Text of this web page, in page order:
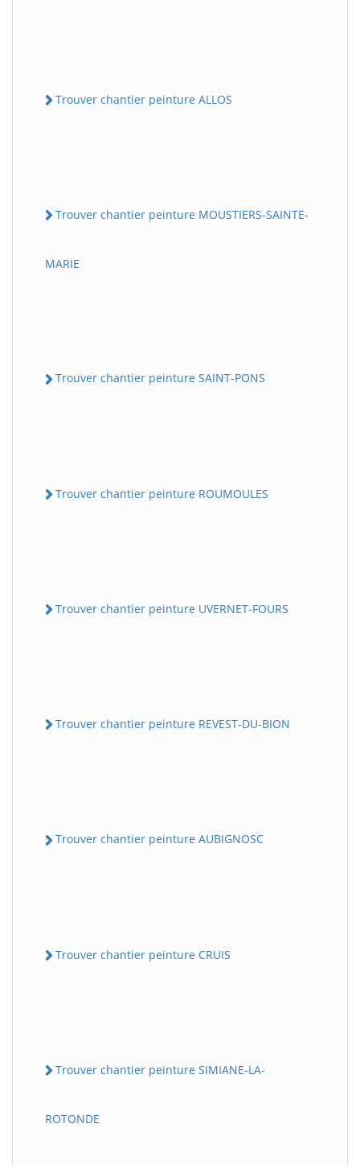
Trouver chantier peinture ALLOS
Trouver chantier peinture MOUSTIERS-SAINTE-
MARIE
Trouver chantier peinture SAINT-PONS
Trouver chantier peinture ROUMOULES
Trouver chantier peinture UVERNET-FOURS
Trouver chantier peinture REVEST-DU-BION
Trouver chantier peinture AUBIGNOSC
Trouver chantier peinture CRUIS
Trouver chantier peinture SIMIANE-LA-
ROTONDE